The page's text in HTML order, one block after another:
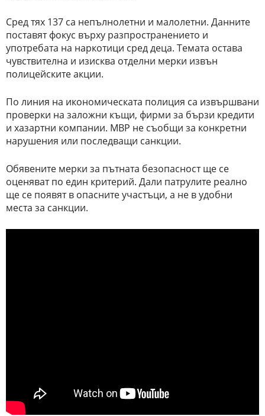
Сред тях 137 са непълнолетни и малолетни. Данните
поставят фокус върху разпространението и
употребата на наркотици сред деца. Темата остава
чувствителна и изисква отделни мерки извън
полицейските акции.
По линия на икономическата полиция са извършвани
проверки на заложни къщи, фирми за бързи кредити
и хазартни компании. МВР не съобщи за конкретни
нарушения или последващи санкции.
Обявените мерки за пътната безопасност ще се
оценяват по един критерий. Дали патрулите реално
ще се появят в опасните участъци, а не в удобни
места за санкции.